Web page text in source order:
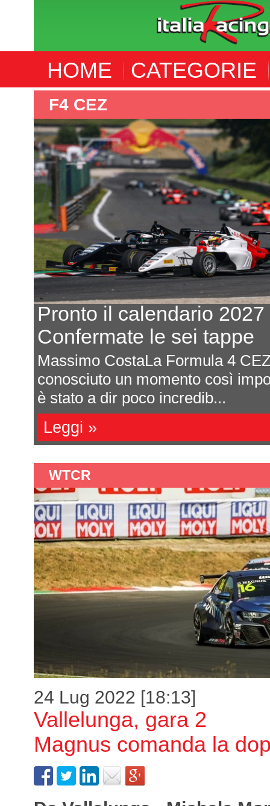
HOME CATEGORIE
WORLD ENDURANCE
Ford: prove al banco per
dei primi test al Paul
Michele Montesano Ford
ampi passi al ritorno nella classe
con la sua Hypercar....
Leggi »
WTCR
24 Lug 2022 [18:13]
Vallelunga, gara 2
Magnus comanda la